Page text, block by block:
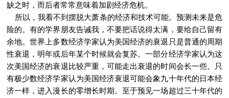
缺之时，而后者常常意味着加剧经济危机。
所以，我看不到摆脱大萧条的经济和技术可能。预测未来是危
险的。有的学界朋友告诫我，不要把话说得太满，要给自己留有
余地。世界上多数经济学家认为美国经济的衰退只是普通的周期
性衰退，明年或后年某个时候就会复苏。一部分经济学家认为这
次美国经济的衰退比较严重，可能走出衰退的时间会长一些。只
有极少数经济学家认为美国经济衰退可能会象九十年代的日本经
济一样，进入漫长的零增长时期。至于预见一场超过三十年代的